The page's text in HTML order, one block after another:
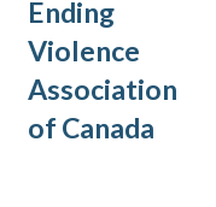
Ending
Violence
Association
of Canada